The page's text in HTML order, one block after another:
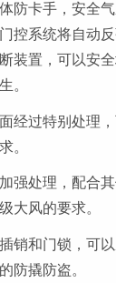
防卡手，安全
控系统将自动
装置，可以安
。
经过特别处理
。
强处理，配合
大风的要求。
销和门锁，可以
防撬防盗。